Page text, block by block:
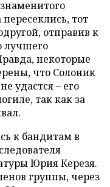
тот
отправив к
лучшего
некоторые
что Солоник
удастся – его
так как за
к бандитам в
Юрия Керезя.
группы, через